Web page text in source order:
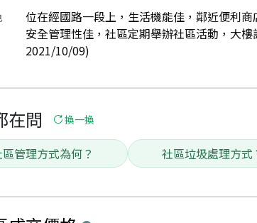
位在經國路一段上，生活機能佳，鄰近便利
安全管理性佳，社區定期舉辦社區活動，大
2021/10/09)
在問 換一換
管理方式為何？ 社區垃圾處理方式